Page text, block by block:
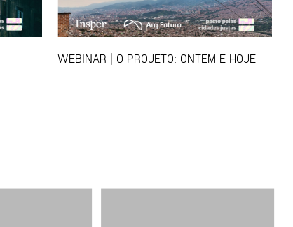
WEBINAR | O PROJETO: ONTEM E HOJE